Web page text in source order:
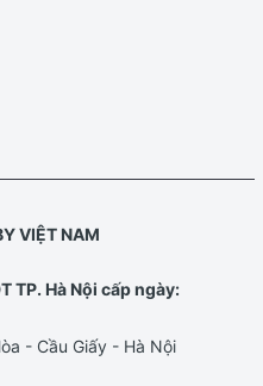
VIỆT NAM
TP. Hà Nội cấp ngày:
- Cầu Giấy - Hà Nội